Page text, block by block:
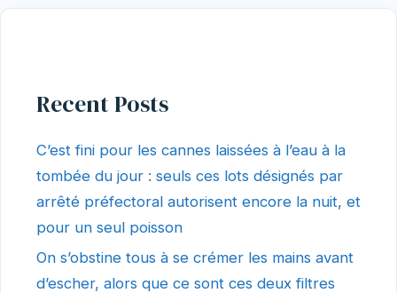
Recent Posts
C’est fini pour les cannes laissées à l’eau à la
tombée du jour : seuls ces lots désignés par
arrêté préfectoral autorisent encore la nuit, et
pour un seul poisson
On s’obstine tous à se crémer les mains avant
d’escher, alors que ce sont ces deux filtres